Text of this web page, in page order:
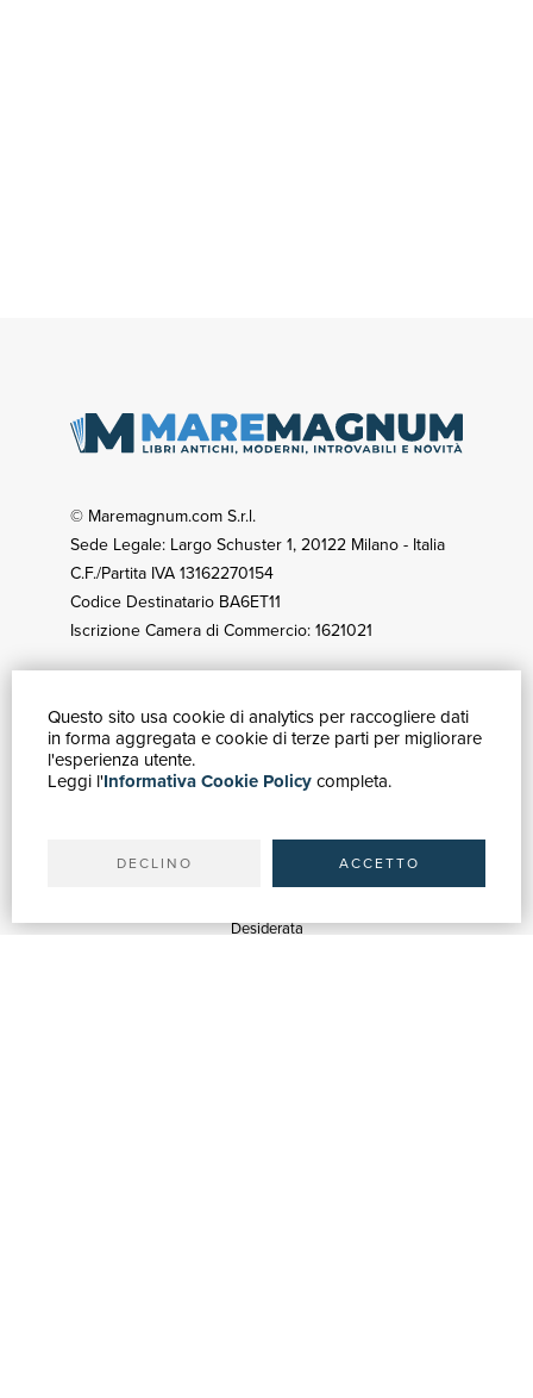
Questo sito usa cookie di analytics per raccogliere dati
in forma aggregata e cookie di terze parti per migliorare
l'esperienza utente.
Leggi l'Informativa Cookie Policycompleta.
DECLINO ACCETTO
© Maremagnum.com S.r.l.
Sede Legale: Largo Schuster 1, 20122 Milano - Italia
C.F./Partita IVA 13162270154
Codice Destinatario BA6ET11
Iscrizione Camera di Commercio: 1621021
GUIDA ACQUISTI
Catalogo
Ricerca avanzata
Spedizioni
Desiderata